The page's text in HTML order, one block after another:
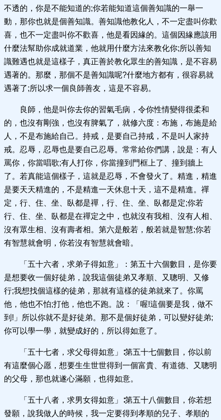
不透的，你是不能知道的;你若能知道這個善知識的一舉一
動，那你也就是個善知識。善知識他教化人，不一定盡叫你歡
喜，也不一定盡叫你不歡喜，他是看因緣的。這個因緣應該用
什麼法幫助你成就道業，他就用什麼方法來教化你;所以善知
識難遇也就是這樣子，真正善於教化眾生的善知識，是不容易
遇著的。那麼，那個不是善知識呢?什麼地方都有，很容易就
遇著了;所以求一個良師善友，這是不容易。
良師，他是叫你去你的習氣毛病，令你性情變得很柔和
的，也沒有剛強，也沒有脾氣了，就修六度：布施，布施是給
人，不是布施給自己。持戒，是要自己持戒，不是叫人家持
戒。忍辱，忍辱也是要自己忍辱。常常給你們講，說是：有人
罵你，你當唱歌;有人打你，你當撞到門框上了、撞到牆上
了。若真能這個樣子，這就是忍辱，不會發火了。精進，精進
是要天天精進的，不是精進一天休息十天，這不是精進。禪
定，行、住、坐、臥都是禪，行、住、坐、臥都是定;你若
行、住、坐、臥都是在禪定之中，也就沒有我相、沒有人相、
沒有眾生相、沒有壽者相。第六是般若，般若就是智慧;你若
有智慧就會明，你若沒有智慧就會暗。
「五十六者，求弟子得如意」：第五十六個數目，是你要
是想要收一個好徒弟，說我這個徒弟又孝順、又聰明、又修
行;我想找個這樣的徒弟，那就有這樣的徒弟就來了。你罵
他，他也不怕;打他，他也不跑。說：「喔!這個要是我，做不
到!」所以你就不是好徒弟。那不是個好徒弟，可以變好徒弟;
你可以學一學，就變成好的，所以得如意了。
「五十七者，求父母得如意」∶第五十七個數目，你以前
有這麼個心愿，想要生生世世得到一個富貴、有道德、又聰明
的父母，那也就遂心滿願，也得如意。
「五十八者，求男女得如意」∶第五十八個數目，你若想
發願，說我做人的時候，我一定要得到孝順的兒子、孝順的